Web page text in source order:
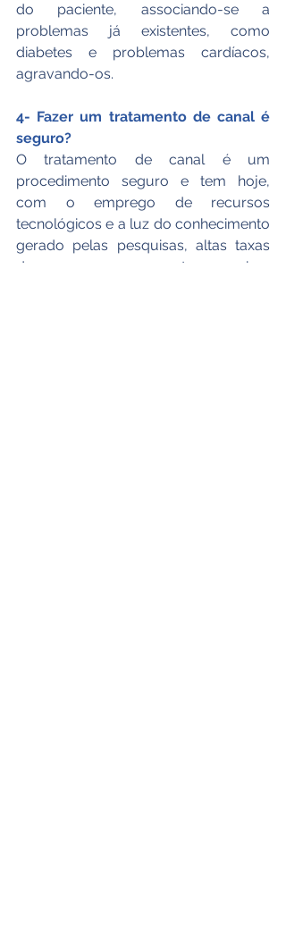
do paciente, associando-se a
problemas já existentes, como
diabetes e problemas cardíacos,
agravando-os.
4- Fazer um tratamento de canal é
seguro?
O tratamento de canal é um
procedimento seguro e tem hoje,
com o emprego de recursos
tecnológicos e a luz do conhecimento
gerado pelas pesquisas, altas taxas
de sucesso – em porcentagens acima